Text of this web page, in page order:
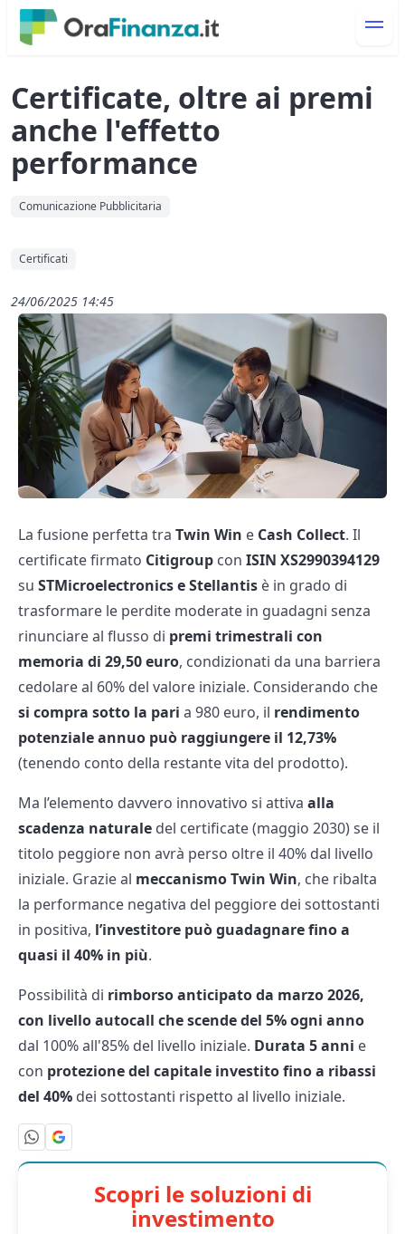
Certificate, oltre ai premi
anche l'effetto
performance
Comunicazione Pubblicitaria
Certificati
24/06/2025 14:45
La fusione perfetta tra Twin Win e Cash Collect. Il
certificate firmato Citigroup con ISIN XS2990394129
su STMicroelectronics e Stellantis è in grado di
trasformare le perdite moderate in guadagni senza
rinunciare al flusso di premi trimestrali con
memoria di 29,50 euro, condizionati da una barriera
cedolare al 60% del valore iniziale. Considerando che
si compra sotto la pari a 980 euro, il rendimento
potenziale annuo può raggiungere il 12,73%
(tenendo conto della restante vita del prodotto).
Ma l’elemento davvero innovativo si attiva alla
scadenza naturale del certificate (maggio 2030) se il
titolo peggiore non avrà perso oltre il 40% dal livello
iniziale. Grazie al meccanismo Twin Win, che ribalta
la performance negativa del peggiore dei sottostanti
in positiva, l’investitore può guadagnare fino a
quasi il 40% in più.
Possibilità di rimborso anticipato da marzo 2026,
con livello autocall che scende del 5% ogni anno
dal 100% all'85% del livello iniziale. Durata 5 anni e
con protezione del capitale investito fino a ribassi
del 40% dei sottostanti rispetto al livello iniziale.
Scopri le soluzioni di
investimento